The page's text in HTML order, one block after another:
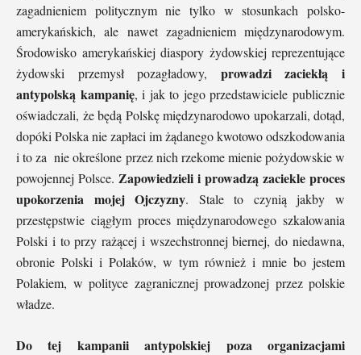
zagadnieniem politycznym nie tylko w stosunkach polsko-
amerykańskich, ale nawet zagadnieniem międzynarodowym.
Środowisko amerykańskiej diaspory żydowskiej reprezentujące
żydowski przemysł pozagładowy, prowadzi zaciekłą i
antypolską kampanię, i jak to jego przedstawiciele publicznie
oświadczali, że będą Polskę międzynarodowo upokarzali, dotąd,
dopóki Polska nie zapłaci im żądanego kwotowo odszkodowania
i to za nie określone przez nich rzekome mienie pożydowskie w
powojennej Polsce. Zapowiedzieli i prowadzą zaciekle proces
upokorzenia mojej Ojczyzny. Stale to czynią jakby w
przestępstwie ciągłym proces międzynarodowego szkalowania
Polski i to przy rażącej i wszechstronnej biernej, do niedawna,
obronie Polski i Polaków, w tym również i mnie bo jestem
Polakiem, w polityce zagranicznej prowadzonej przez polskie
władze.
Do tej kampanii antypolskiej poza organizacjami